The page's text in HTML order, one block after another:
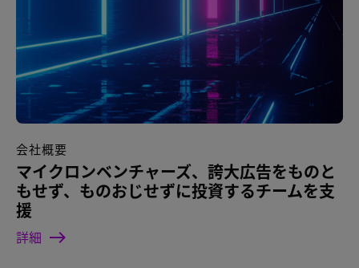
会社概要
マイクロンベンチャーズ、誇大広告をものと
もせず、ものおじせずに投資するチームを支
援
詳細